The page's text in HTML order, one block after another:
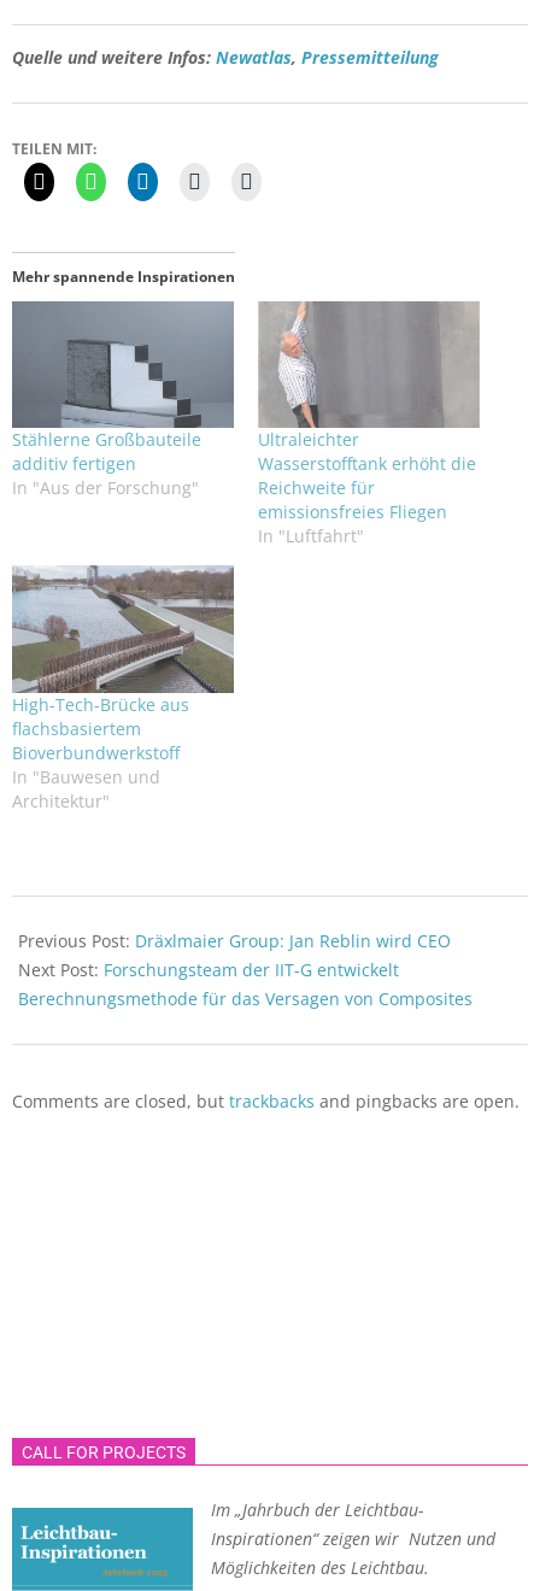
Quelle und weitere Infos: Newatlas, Pressemitteilung
TEILEN MIT:
Mehr spannende Inspirationen
Stählerne Großbauteile
additiv fertigen
In "Aus der Forschung"
Ultraleichter
Wasserstofftank erhöht die
Reichweite für
emissionsfreies Fliegen
In "Luftfahrt"
High-Tech-Brücke aus
flachsbasiertem
Bioverbundwerkstoff
In "Bauwesen und
Architektur"
11-
01
Previous Post: Dräxlmaier Group: Jan Reblin wird CEO
Next Post: Forschungsteam der IIT-G entwickelt
Berechnungsmethode für das Versagen von Composites
Comments are closed, but trackbacks and pingbacks are open.
CALL FOR PROJECTS
Im „Jahrbuch der Leichtbau-
Inspirationen“ zeigen wir Nutzen und
Möglichkeiten des Leichtbau.